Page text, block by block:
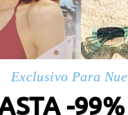
detalles
detalles
Exclusivo Para
-